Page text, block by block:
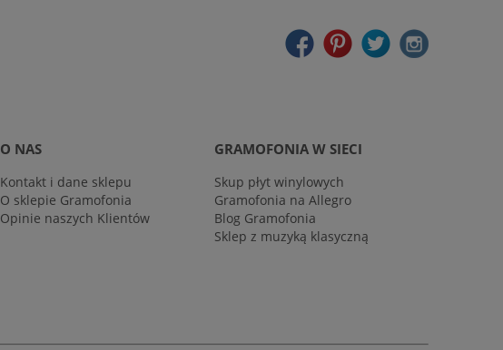
O NAS
Kontakt i dane sklepu
O sklepie Gramofonia
Opinie naszych Klientów
GRAMOFONIA W SIECI
Skup płyt winylowych
Gramofonia na Allegro
Blog Gramofonia
Sklep z muzyką klasyczną